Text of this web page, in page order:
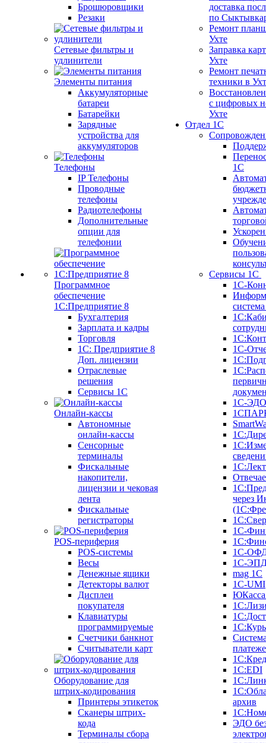
Брошюровщики
Резаки
Сетевые фильтры и
удлинители
Элементы питания
Аккумуляторные
батареи
Батарейки
Зарядные
устройства для
аккумуляторов
Телефоны
IP Телефоны
Проводные
телефоны
Радиотелефоны
Дополнительные
опции для
телефонии
Программное
обеспечение
1С:Предприятие 8
Бухгалтерия
Зарплата и кадры
Торговля
1C: Предприятие 8
Доп. лицензии
Отраслевые
решения
Сервисы 1С
Онлайн-кассы
Автономные
онлайн-кассы
Сенсорные
терминалы
Фискальные
накопители,
лицензии и чековая
лента
Фискальные
регистраторы
POS-периферия
POS-системы
Весы
Денежные ящики
Детекторы валют
Дисплеи
покупателя
Клавиатуры
программируемые
Счетчики банкнот
Считыватели карт
Оборудование для
штрих-кодирования
Принтеры этикеток
Сканеры штрих-
кода
Терминалы сбора
доставка
по
Ремонт
Ухте
Заправка
Ухте
Ремонт
техники в
с цифровых
Ухте
Отдел 1С
1С
Сервисы 1С
1С-
1С-
1С-ЭДО
через
1С-
1С-
1С-
mag 1C
1C-UMI
1С:EDI
архив
ЭДО